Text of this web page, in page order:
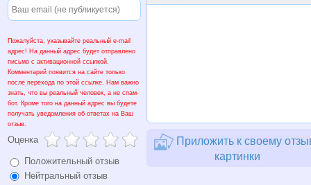
Пожалуйста, указывайте реальный e-mail
адрес! На данный адрес будет отправлено
письмо с активационной ссылкой.
Комментарий появится на сайте только
после перехода по этой ссылке. Нам важно
знать, что вы реальный человек, а не спам-
бот. Кроме того на данный адрес вы будете
получать уведомления об ответах на Ваш
отзыв.
Оценка
Положительный отзыв
Нейтральный отзыв
Приложить к своему
картинки